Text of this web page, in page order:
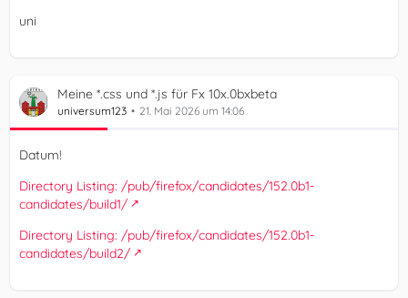
abschalten kann? Dieser Eintrag wird erst nach dem ersten
aufrufen gesetzt!
Danke und Grüße
uni
Meine *.css und *.js für Fx 10x.0bxbeta
universum123 21. Mai 2026 um 14:06
Datum!
Directory Listing: /pub/firefox/candidates/152.0b1-
candidates/build1/
Directory Listing: /pub/firefox/candidates/152.0b1-
candidates/build2/